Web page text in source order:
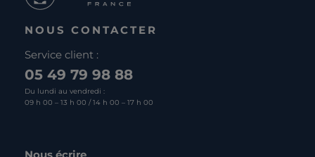
NOUS CONTACTER
Service client :
05 49 79 98 88
Du lundi au vendredi :
09 h 00 – 13 h 00 / 14 h 00 – 17 h 00
Nous écrire